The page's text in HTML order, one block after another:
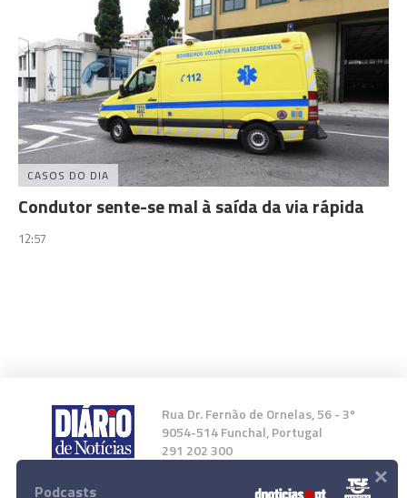
CASOS DO DIA
Condutor sente-se mal à saída da via rápida
12:57
Rua Dr. Fernão de Ornelas, 56 - 3º
9054-514 Funchal, Portugal
291 202 300
Instale a nossa App
Podcasts ×